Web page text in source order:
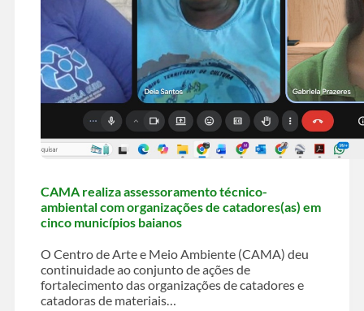
CAMA realiza assessoramento técnico-
ambiental com organizações de catadores(as) em
cinco municípios baianos
O Centro de Arte e Meio Ambiente (CAMA) deu
continuidade ao conjunto de ações de
fortalecimento das organizações de catadores e
catadoras de materiais…